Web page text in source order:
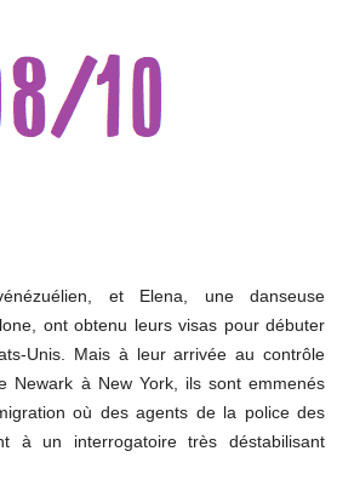
et Elena, une danseuse
ont obtenu leurs visas pour débuter
Unis. Mais à leur arrivée au contrôle
Newark à New York, ils sont emmenés
où des agents de la police des
à un interrogatoire très déstabilisant